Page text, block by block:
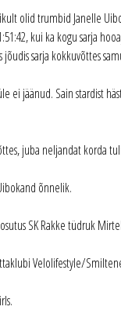
olid trumbid Janelle
kui ka kogu sarja
sarja kokkuvõttes
jäänud. Sain stardist
juba neljandat korda
õnnelik.
SK Rakke tüdruk
Velolifestyle/